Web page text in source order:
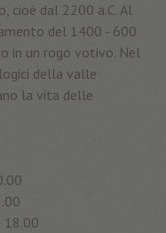
cioè dal 2200 a.C. Al
del 1400 - 600
in un rogo votivo. Nel
della valle
la vita delle
18.00